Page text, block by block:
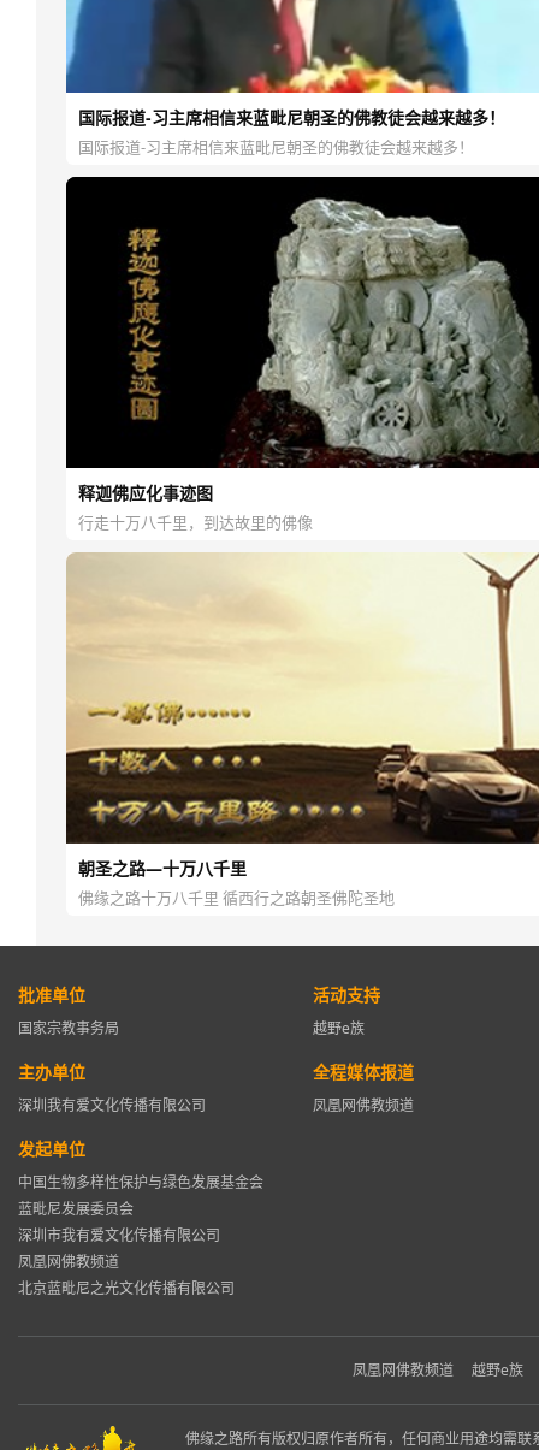
国际报道-习主席相信来蓝毗尼朝圣的佛教徒会越来越多！
国际报道-习主席相信来蓝毗尼朝圣的佛教徒会越来越多！
释迦佛应化事迹图
行走十万八千里，到达故里的佛像
朝圣之路—十万八千里
佛缘之路十万八千里 循西行之路朝圣佛陀圣地
批准单位
国家宗教事务局
主办单位
深圳我有爱文化传播有限公司
发起单位
中国生物多样性保护与绿色发展基金会
蓝毗尼发展委员会
深圳市我有爱文化传播有限公司
凤凰网佛教频道
北京蓝毗尼之光文化传播有限公司
活动支持
越野e族
全程媒体报道
凤凰网佛教频道
凤凰网佛教频道 越野e族
佛缘之路所有版权归原作者所有，任何商业用途均需